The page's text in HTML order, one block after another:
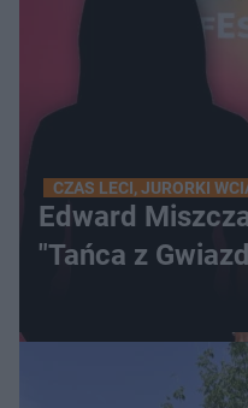
CZAS LECI, JURORKI
Edward
"Tańca z